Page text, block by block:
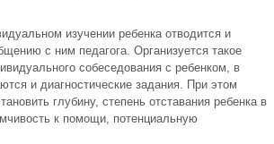
изучении ребенка отводится и
с ним педагога. Организуется такое
собеседования с ребенком, в
и диагностические задания. При этом
глубину, степень отставания ребенка в
к помощи, потенциальную